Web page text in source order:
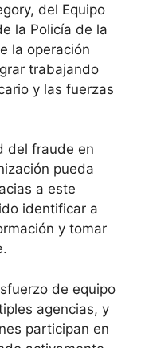
del Equipo
la Policía de la
la operación
trabajando
y las fuerzas
del fraude en
pueda
a este
identificar a
y tomar
de equipo
agencias, y
participan en